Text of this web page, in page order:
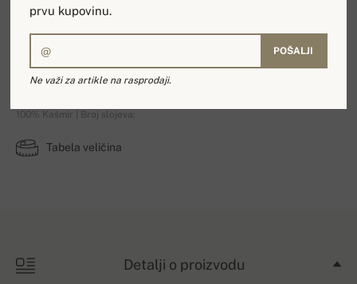
Voucher 100€
100% Kašmir | Broj slojeva:
Tabela veličina
Detalji o proizvodu
prvu kupovinu.
POŠALJI
Ne važi za artikle na rasprodaji.